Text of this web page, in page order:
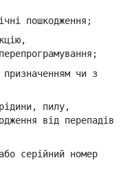
пошкодження;
чи з
пилу,
від перепадів
серійний номер